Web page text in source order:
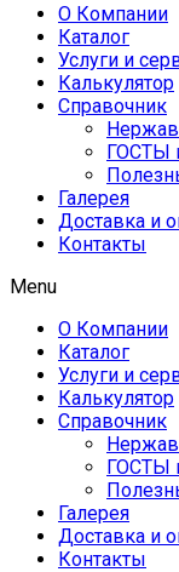
О Компании
Каталог
Услуги и
Калькулятор
Справочник
ГОСТЫ
Галерея
Доставка и
Контакты
Menu
О Компании
Каталог
Услуги и
Калькулятор
Справочник
ГОСТЫ
Галерея
Доставка и
Контакты